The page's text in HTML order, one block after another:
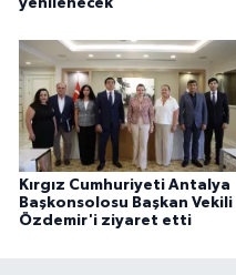
Kırgız Cumhuriyeti Antalya
Başkonsolosu Başkan Vekili
Özdemir'i ziyaret etti